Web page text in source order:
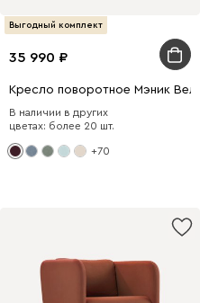
Выгодный комплект
35 990
Кресло поворотное Мэник
В наличии в других
цветах: более 20 шт.
+70